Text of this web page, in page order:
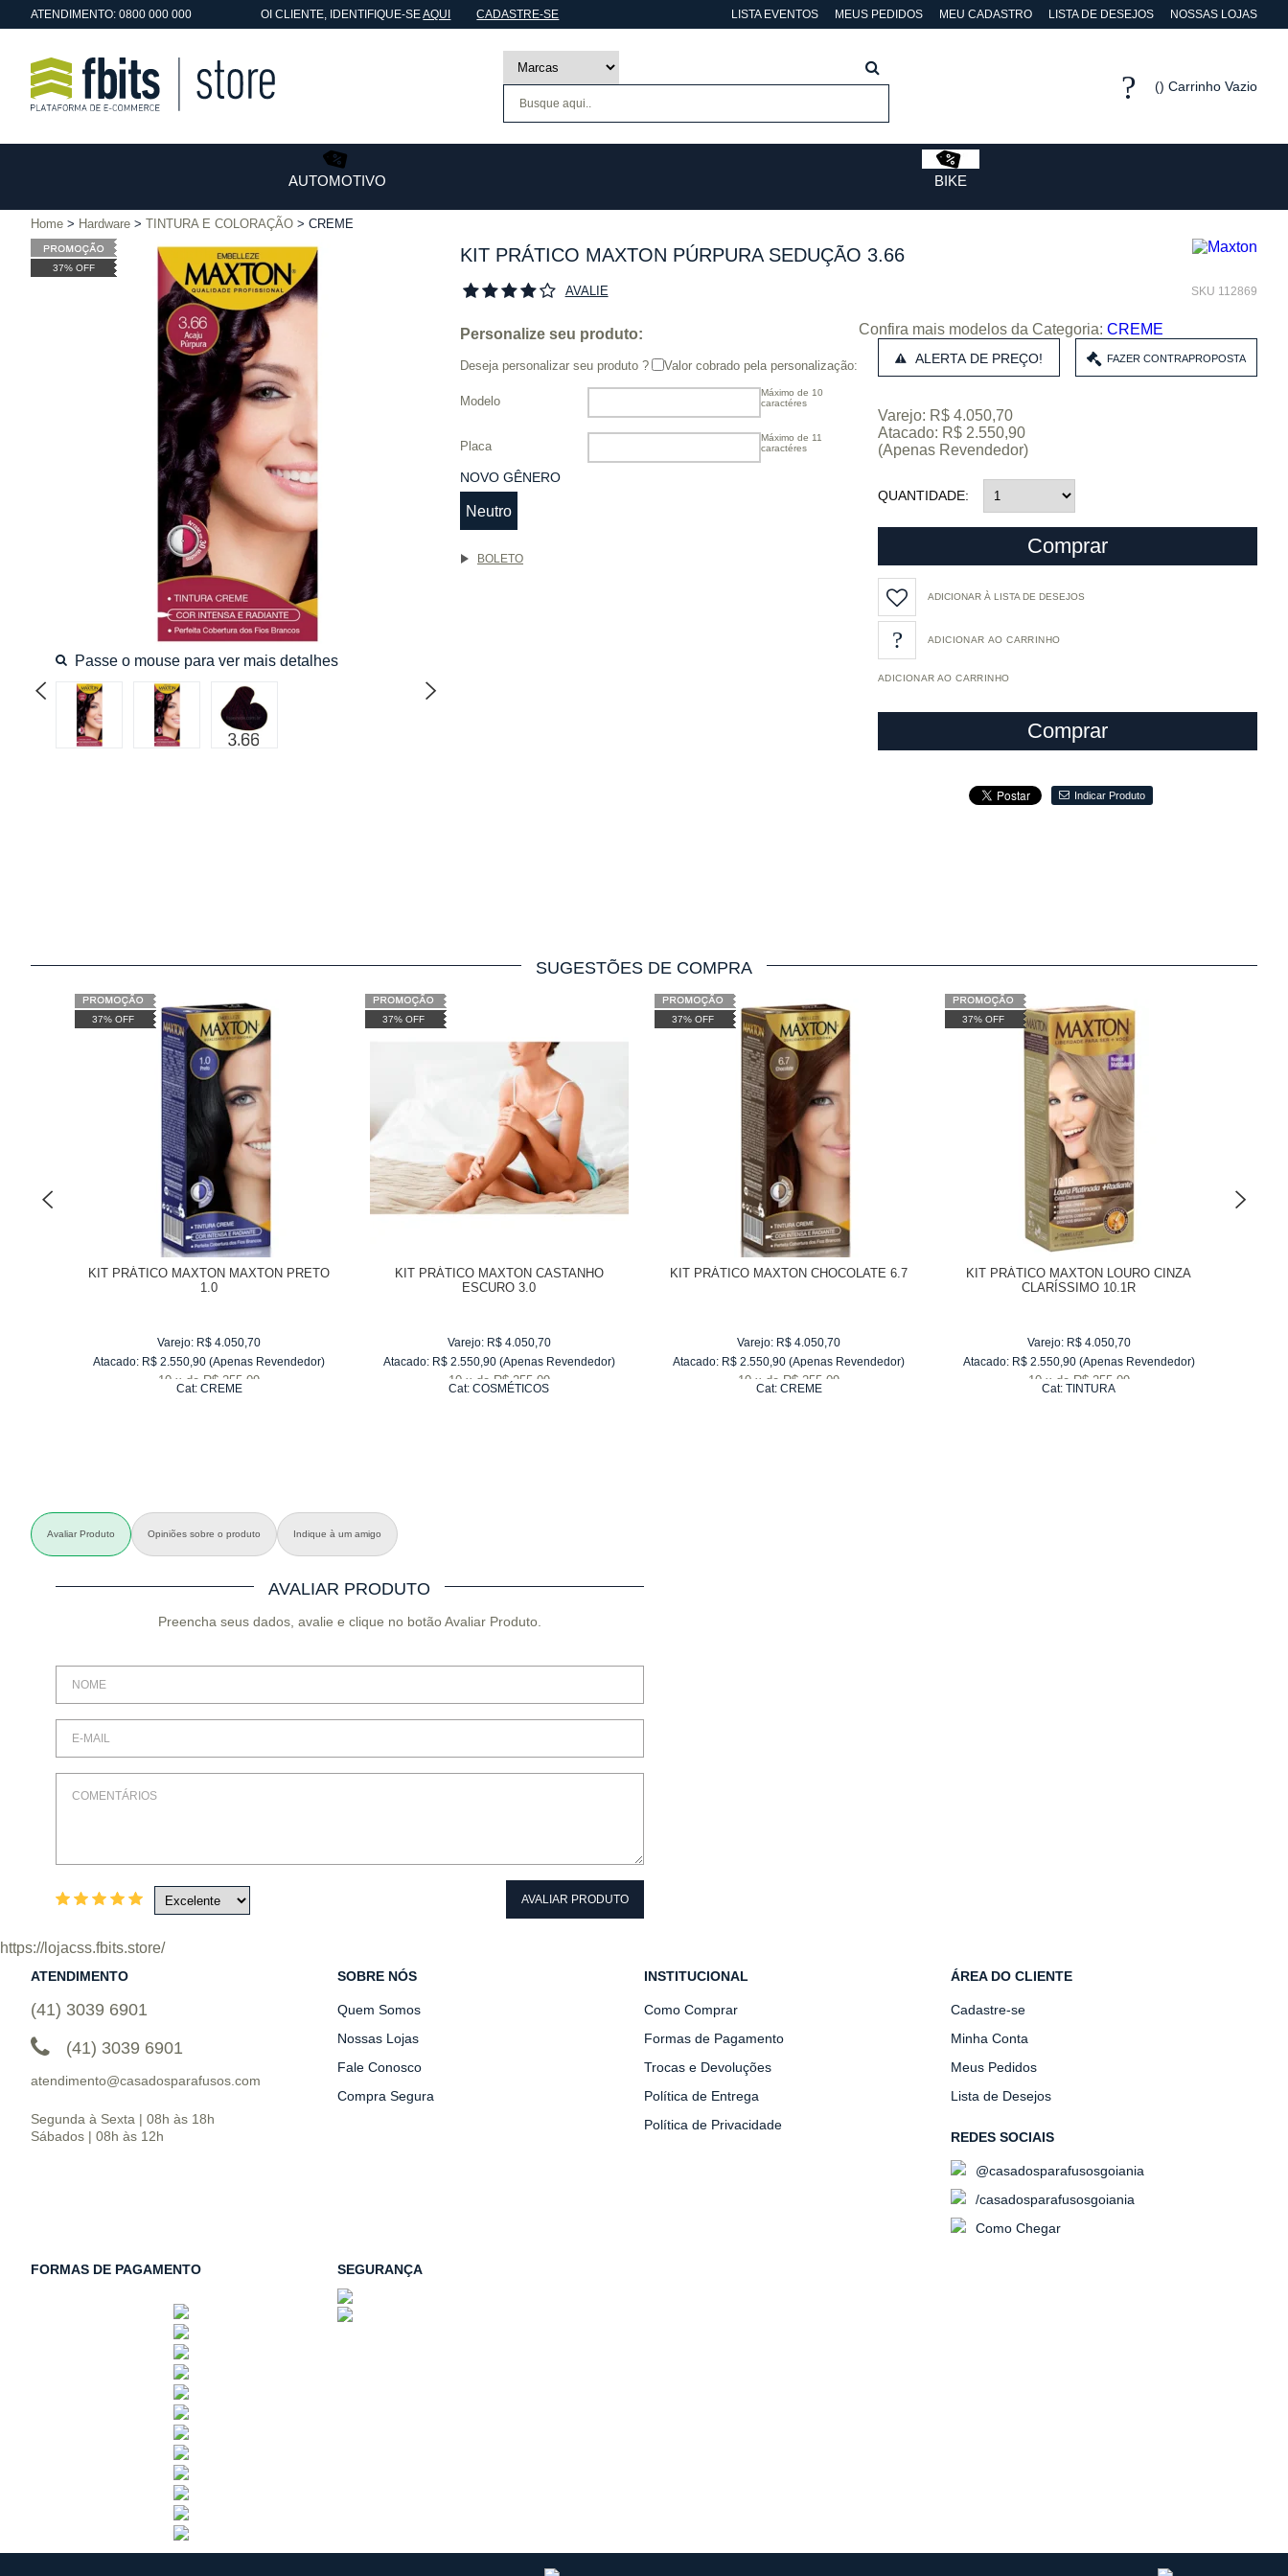
ATENDIMENTO: 0800 000 000 OICLIENTE, IDENTIFIQUE-SEAQUI CADASTRE-SE LISTA EVENTOS MEUS PEDIDOS MEU CADASTRO LISTA DE DESEJOS NOSSAS LOJAS
Carrinho Vazio
AUTOMOTIVO BIKE
Home Hardware TINTURA E COLORAÇÃO CREME
37% OFF
KIT PRÁTICO MAXTON PÚRPURA SEDUÇÃO 3.66
SKU 112869
AVALIE
Personalize seu produto:
Deseja personalizar seu produto ?
Modelo
Máximo de 10
caractéres
Placa
Máximo de 11
caractéres
Valor cobrado pela personalização:
NOVO GÊNERO
Neutro
BOLETO
Confira mais modelos da Categoria: CREME
ALERTA DE PREÇO!
Varejo: R$ 4.050,70
Atacado: R$ 2.550,90
(Apenas Revendedor)
QUANTIDADE
Comprar
ADICIONAR À LISTA DE DESEJOS
ADICIONAR AO CARRINHO
Comprar
Indicar Produto
SUGESTÕES DE COMPRA
37% OFF
KIT PRÁTICO MAXTON MAXTON PRETO
1.0
Varejo: R$ 4.050,70
Atacado: R$ 2.550,90 (Apenas Revendedor)
10 x de R$ 255,09
Cat: CREME
37% OFF
KIT PRÁTICO MAXTON CASTANHO
ESCURO 3.0
Varejo: R$ 4.050,70
Atacado: R$ 2.550,90 (Apenas Revendedor)
10 x de R$ 255,09
Cat:COSMÉTICOS
37% OFF
KIT PRÁTICO MAXTON CHOCOLATE 6.7
Varejo: R$ 4.050,70
Atacado: R$ 2.550,90 (Apenas Revendedor)
10 x de R$ 255,09
Cat: CREME
37% OFF
KIT PRÁTICO MAXTON LOURO CINZA
CLARÍSSIMO 10.1R
Varejo: R$ 4.050,70
Atacado: R$ 2.550,90 (Apenas Revendedor)
10 x de R$ 255,09
Cat:TINTURA
Avaliar Produto Opiniões sobre o produto Indique à um amigo
AVALIAR PRODUTO
Preencha seus dados, avalie e clique no botão Avaliar Produto.
AVALIAR PRODUTO
https://lojacss.fbits.store/
ATENDIMENTO
(41) 3039 6901
(41) 3039 6901
atendimento@casadosparafusos.com
Segunda à Sexta | 08h às 18h
Sábados | 08h às 12h
SOBRE NÓS
Quem Somos
Nossas Lojas
Fale Conosco
Compra Segura
INSTITUCIONAL
Como Comprar
Formas de Pagamento
Trocas e Devoluções
Política de Entrega
Política de Privacidade
ÁREA DO CLIENTE
Cadastre-se
Minha Conta
Meus Pedidos
Lista de Desejos
REDES SOCIAIS
@casadosparafusosgoiania
/casadosparafusosgoiania
Como Chegar
FORMAS DE PAGAMENTO SEGURANÇA